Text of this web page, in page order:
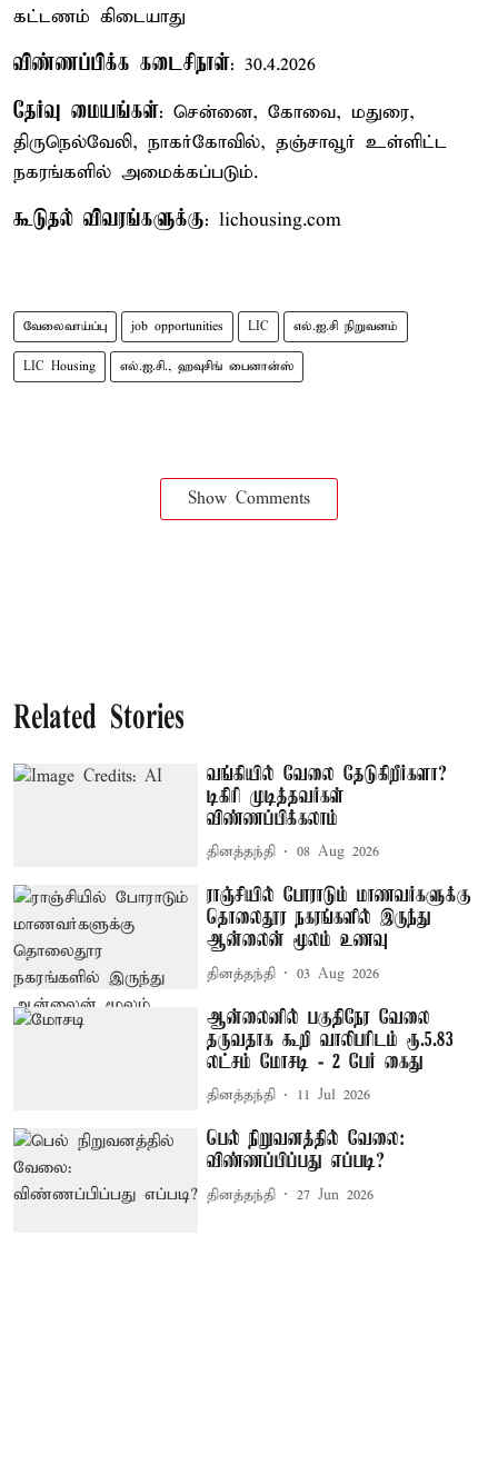
கட்டணம் கிடையாது
விண்ணப்பிக்க கடைசிநாள்: 30.4.2026
தேர்வு மையங்கள்: சென்னை, கோவை, மதுரை,
திருநெல்வேலி, நாகர்கோவில், தஞ்சாவூர் உள்ளிட்ட
நகரங்களில் அமைக்கப்படும்.
கூடுதல் விவரங்களுக்கு: lichousing.com
வேலைவாய்ப்பு job opportunities LIC எல்.ஐ.சி நிறுவனம்
LIC Housing எல்.ஐ.சி., ஹவுசிங் பைனான்ஸ்
Show Comments
Related Stories
வங்கியில் வேலை தேடுகிறீர்களா?
டிகிரி முடித்தவர்கள்
விண்ணப்பிக்கலாம்
தினத்தந்தி 08 Aug 2026
ராஞ்சியில் போராடும் மாணவர்களுக்கு
தொலைதூர நகரங்களில் இருந்து
ஆன்லைன் மூலம் உணவு
தினத்தந்தி 03 Aug 2026
ஆன்லைனில் பகுதிநேர வேலை
தருவதாக கூறி வாலிபரிடம் ரூ.5.83
லட்சம் மோசடி - 2 பேர் கைது
தினத்தந்தி 11 Jul 2026
பெல் நிறுவனத்தில் வேலை:
விண்ணப்பிப்பது எப்படி?
தினத்தந்தி 27 Jun 2026